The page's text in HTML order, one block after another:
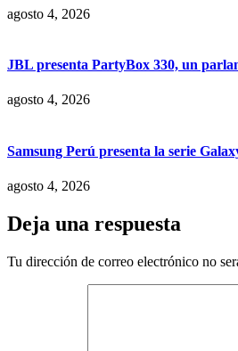
agosto 4, 2026
JBL presenta PartyBox 330, un
agosto 4, 2026
Samsung Perú presenta la serie
agosto 4, 2026
Deja una respuesta
Tu dirección de correo electrónico no